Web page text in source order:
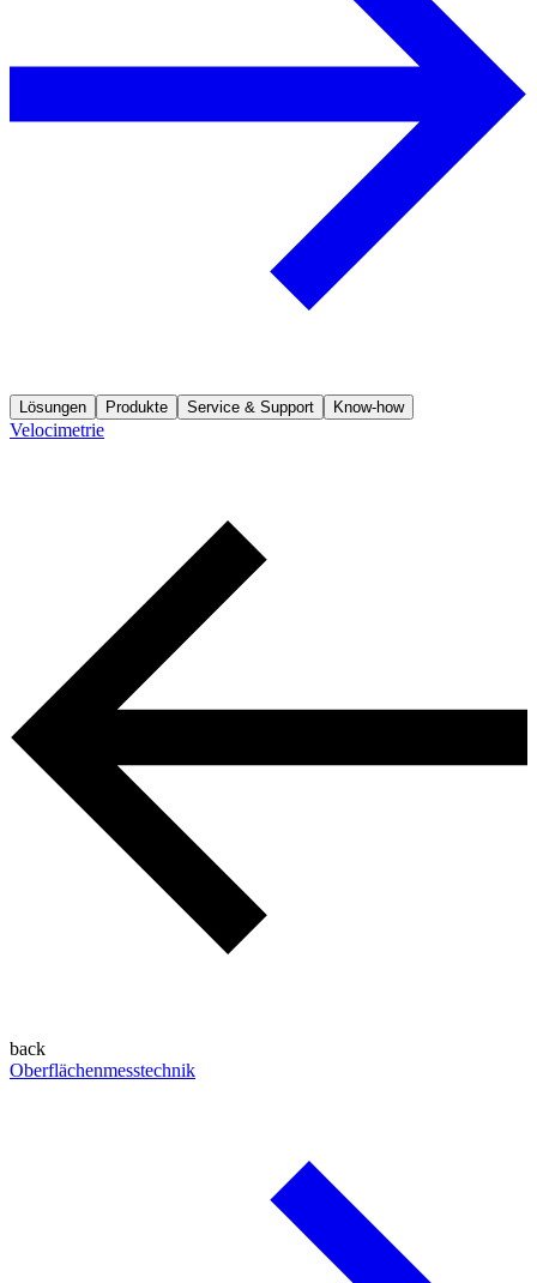
Lösungen Produkte Service & Support Know-how
Velocimetrie
back
Oberflächenmesstechnik